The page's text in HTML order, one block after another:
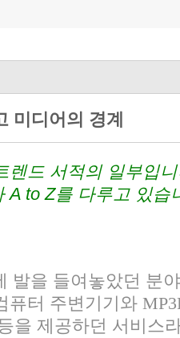
미디어의 경계
렌드 서적의 일부입
A to Z를 다루고 있습
발을 들여놓았던 분
퓨터 주변기기와
을 제공하던 서비스